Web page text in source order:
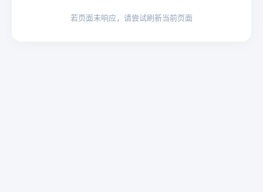
若页面未响应，请尝试刷新当前页面